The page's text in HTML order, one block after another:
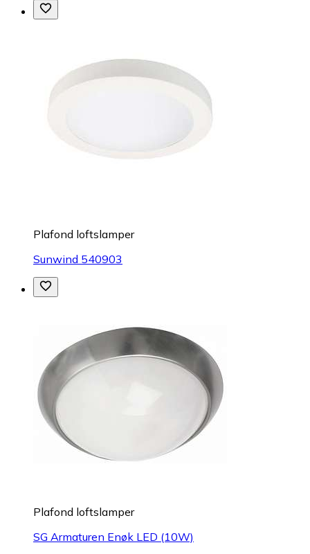
Plafond loftslamper
Sunwind 540903
Plafond loftslamper
SG Armaturen Enøk LED (10W)